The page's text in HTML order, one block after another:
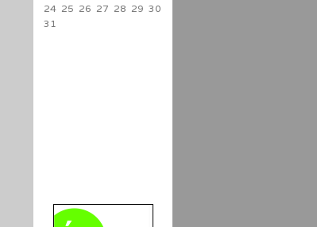
24 25 26 27 28 29 30
31